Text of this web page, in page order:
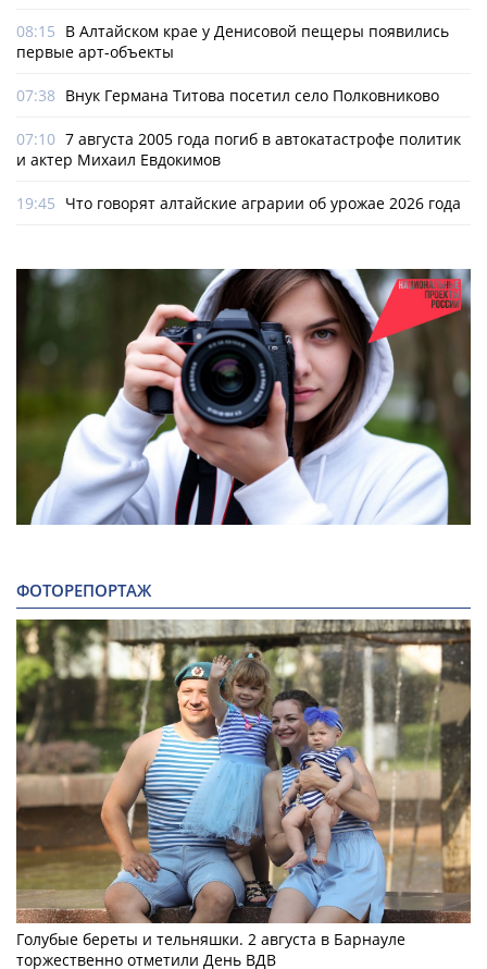
08:15 В Алтайском крае у Денисовой пещеры появились
первые арт-объекты
07:38 Внук Германа Титова посетил село Полковниково
07:10 7 августа 2005 года погиб в автокатастрофе политик
и актер Михаил Евдокимов
19:45 Что говорят алтайские аграрии об урожае 2026 года
ФОТОРЕПОРТАЖ
Голубые береты и тельняшки. 2 августа в Барнауле
торжественно отметили День ВДВ